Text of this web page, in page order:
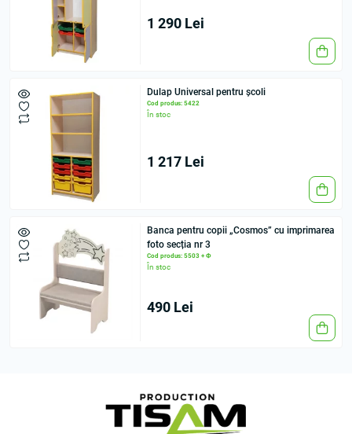
1 290 Lei
Dulap Universal pentru școli
Cod produs: 5422
În stoc
1 217 Lei
Banca pentru copii „Cosmos” cu imprimarea
foto secția nr 3
Cod produs: 5503 + Ф
În stoc
490 Lei